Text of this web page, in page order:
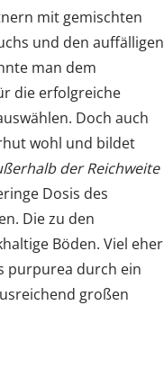
mit gemischten
und den auffälligen
man dem
die erfolgreiche
Doch auch
wohl und bildet
der Reichweite
Dosis des
Die zu den
Böden. Viel eher
purpurea durch ein
großen